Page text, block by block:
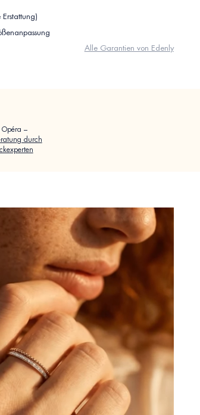
Alle Garantien von Edenly
Opéra –
durch